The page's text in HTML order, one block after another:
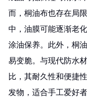
而，桐油布也存在局
中，油膜可能逐渐老
涂油保养。此外，桐
易变脆。与现代防水
比，其耐久性和便捷
发物，适合手工爱好